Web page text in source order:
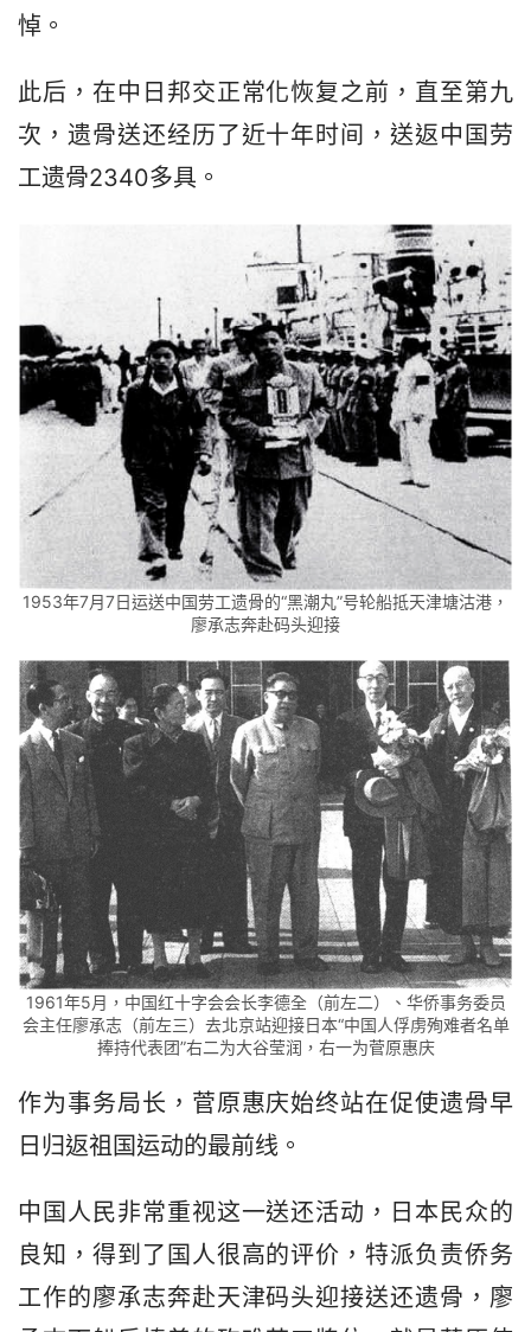
悼。
此后，在中日邦交正常化恢复之前，直至第九
次，遗骨送还经历了近十年时间，送返中国劳
工遗骨2340多具。
1953年7月7日运送中国劳工遗骨的“黑潮丸”号轮船抵天津塘沽港，
廖承志奔赴码头迎接
1961年5月，中国红十字会会长李德全（前左二）、华侨事务委员
会主任廖承志（前左三）去北京站迎接日本“中国人俘虏殉难者名单
捧持代表团”右二为大谷莹润，右一为菅原惠庆
作为事务局长，菅原惠庆始终站在促使遗骨早
日归返祖国运动的最前线。
中国人民非常重视这一送还活动，日本民众的
良知，得到了国人很高的评价，特派负责侨务
工作的廖承志奔赴天津码头迎接送还遗骨，廖